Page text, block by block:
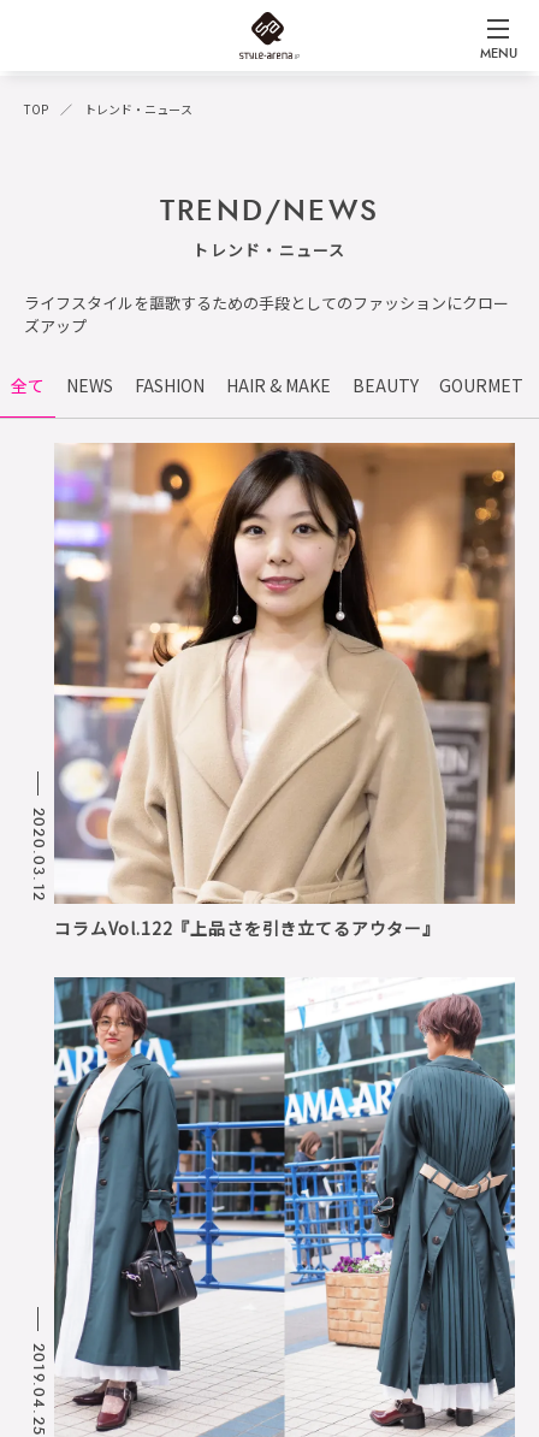
MENU
TOP トレンド・ニュース
TREND/NEWS
トレンド・ニュース
ライフスタイルを謳歌するための手段としてのファッションにクロー
ズアップ
全て NEWS FASHION HAIR & MAKE BEAUTY GOURMET
2020.03.12
コラムVol.122『上品さを引き立てるアウター』
2019.04.25